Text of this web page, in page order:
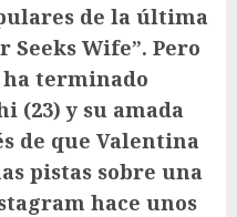
de la última
Seeks Wife”. Pero
ha terminado
(23) y su amada
de que Valentina
pistas sobre una
hace unos